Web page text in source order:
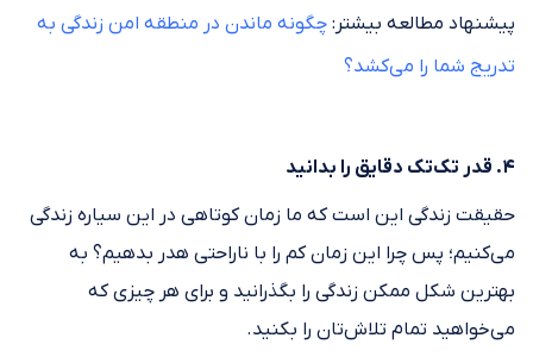
پیشنهاد مطالعه بیشتر: چگونه ماندن در منطقه امن زندگی به
تدریج شما را می‌کشد؟
۴. قدر تک‌تک دقایق را بدانید
حقیقت زندگی این است که ما زمان کوتاهی در این سیاره زندگی
می‌کنیم؛ پس چرا این زمان کم را با ناراحتی هدر بدهیم؟ به
بهترین شکل ممکن زندگی را بگذرانید و برای هر چیزی که
می‌خواهید تمام تلاش‌تان را بکنید.